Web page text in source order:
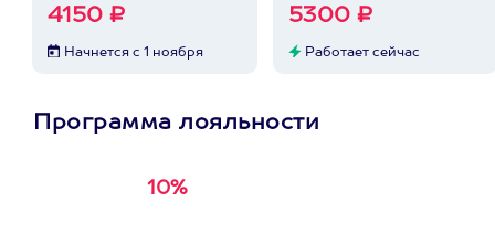
4150 ₽
Начнется с 1 ноября
5300 ₽
Работает сейчас
Программа лояльности
10%